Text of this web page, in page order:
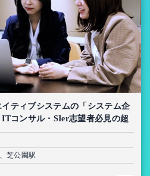
イティブシステムの「システム企
コンサル・SIer志望者必見の超
ジェクト】
芝公園駅